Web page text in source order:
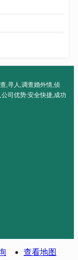
,寻人,调查婚外情,侦
司优势:安全快捷,成功
查看地图